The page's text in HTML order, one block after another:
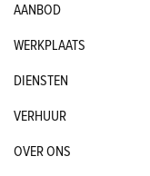
AANBOD
WERKPLAATS
DIENSTEN
VERHUUR
OVER ONS